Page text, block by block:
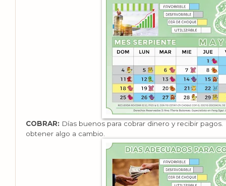
COBRAR: Días buenos para cobrar dinero y recibir
obtener algo a cambio.